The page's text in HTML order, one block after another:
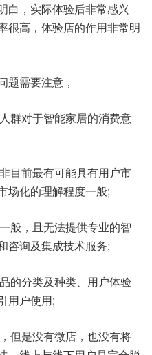
白，实际体验后非常感兴
很高，体验店的作用非常明
题需要注意，
群对于智能家居的消费意
目前最有可能具有用户市
场化的理解程度一般;
般，且无法提供专业的智
咨询及集成技术服务;
的分类及种类、用户体验
用户使用;
但是没有微店，也没有将